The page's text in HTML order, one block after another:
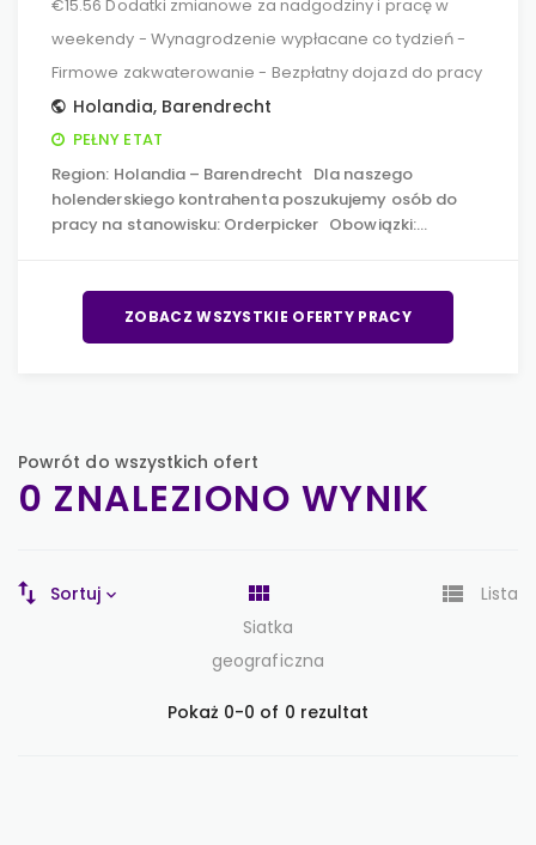
€15.56 Dodatki zmianowe za nadgodziny i pracę w
weekendy - Wynagrodzenie wypłacane co tydzień -
Firmowe zakwaterowanie - Bezpłatny dojazd do pracy
Holandia, Barendrecht
PEŁNY ETAT
Region: Holandia – Barendrecht Dla naszego
holenderskiego kontrahenta poszukujemy osób do
pracy na stanowisku: Orderpicker Obowiązki:…
ZOBACZ WSZYSTKIE OFERTY PRACY
Powrót do wszystkich ofert
0 ZNALEZIONO WYNIK
Sortuj
Siatka
geograficzna
Lista
Pokaż 0-0 of 0 rezultat